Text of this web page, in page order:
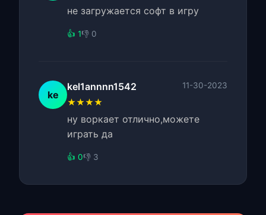
не загружается софт в игру
👍 1👎 0
ke
kel1annnn1542 11-30-2023
★★★★
ну воркает отлично,можете
играть да
👍 0👎 3